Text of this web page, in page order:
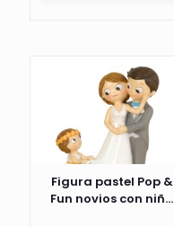
Figura pastel Pop &
Fun novios con niñ...